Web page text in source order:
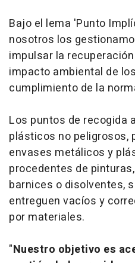
Bajo el lema 'Punto
nosotros los
impulsar la
impacto ambiental de
cumplimiento de la
Los puntos de recogida
plásticos no peligrosos,
envases metálicos y
procedentes de
barnices o disolventes,
entreguen vacíos y
por materiales.
"Nuestro objetivo es